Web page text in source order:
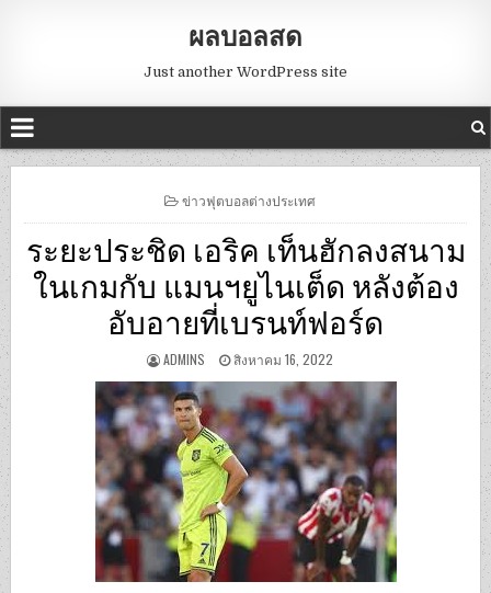
ผลบอลสด
Just another WordPress site
POSTED
ข่าวฟุตบอลต่างประเทศ
ระยะประชิด เอริค เท็นฮักลงสนาม
ในเกมกับ แมนฯยูไนเต็ด หลังต้อง
อับอายที่เบรนท์ฟอร์ด
ADMINS สิงหาคม 16, 2022